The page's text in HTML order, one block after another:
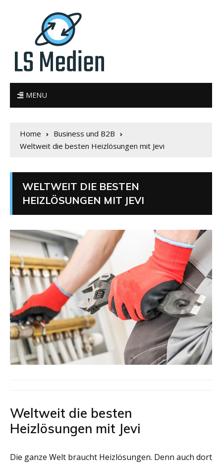
MENU
Home
Business und B2B
Weltweit die besten Heizlösungen mit Jevi
WELTWEIT DIE BESTEN
HEIZLÖSUNGEN MIT JEVI
Weltweit die besten
Heizlösungen mit Jevi
Die ganze Welt braucht Heizlösungen. Denn auch dort